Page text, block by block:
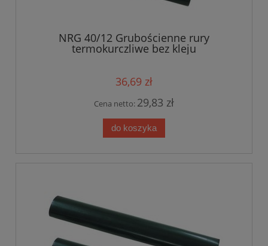
NRG 40/12 Grubościenne rury
termokurczliwe bez kleju
36,69 zł
Cena netto: 29,83 zł
do koszyka